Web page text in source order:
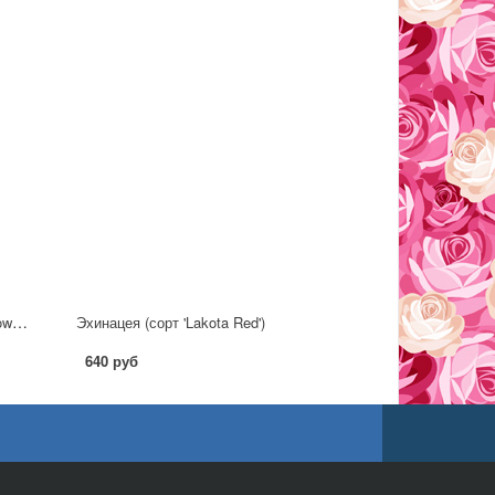
Эхинацея пурпурная (сорт 'PowWow™ White')
Эхинацея (сорт 'Lakota Red')
640 руб